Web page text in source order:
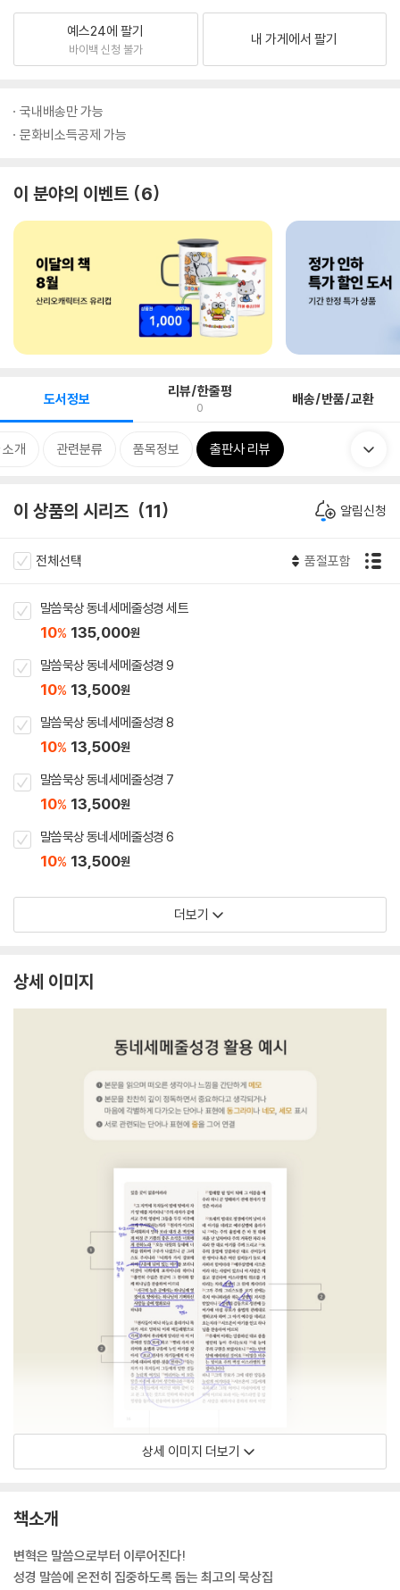
예스24에 팔기
바이백 신청 불가
내 가게에서 팔기
국내배송만 가능
문화비소득공제 가능
이 분야의 이벤트 6
도서정보 리뷰/한줄평
0 배송/반품/교환
개 관련분류 품목정보 출판사 리뷰
이 상품의 시리즈 11 알림신청
전체선택 품절포함
말씀묵상 동네세메줄성경 세트
10% 135,000원
말씀묵상 동네세메줄성경 9
10% 13,500원
말씀묵상 동네세메줄성경 8
10% 13,500원
말씀묵상 동네세메줄성경 7
10% 13,500원
말씀묵상 동네세메줄성경 6
10% 13,500원
더보기
상세 이미지
상세 이미지 더보기
책소개
변혁은 말씀으로부터 이루어진다!
성경 말씀에 온전히 집중하도록 돕는 최고의 묵상집